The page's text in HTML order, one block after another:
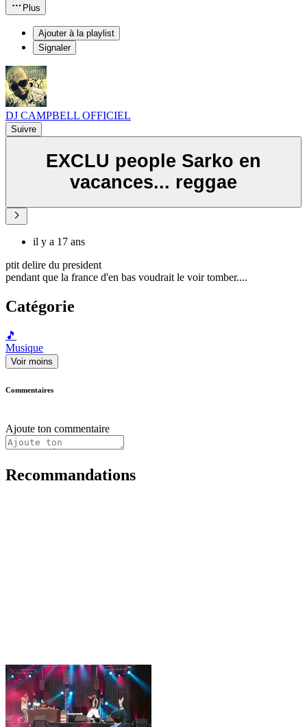
Plus
Ajouter à la playlist
Signaler
DJ CAMPBELL OFFICIEL
Suivre
EXCLU people Sarko en
vacances... reggae
il y a 17 ans
ptit delire du president
pendant que la france d'en bas voudrait le voir tomber....
Catégorie
🎵
Musique
Voir moins
Commentaires
Ajoute ton commentaire
Recommandations